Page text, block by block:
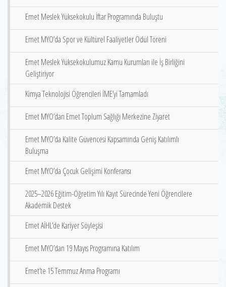
Emet Meslek Yüksekokulu İftar Programında Buluştu
Emet MYO’da Spor ve Kültürel Faaliyetler Ödül Töreni
Emet Meslek Yüksekokulumuz Kamu Kurumları ile İş Birliğini
Geliştiriyor
Kimya Teknolojisi Öğrencileri İME’yi Tamamladı
Emet MYO’dan Emet Toplum Sağlığı Merkezine Ziyaret
Emet MYO’da Kalite Güvencesi Kapsamında Geniş Katılımlı
Buluşma
Emet MYO’da Çocuk Gelişimi Konferansı
2025–2026 Eğitim-Öğretim Yılı Kayıt Sürecinde Yeni Öğrencilere
Akademik Destek
Emet AİHL’de Kariyer Söyleşisi
Emet MYO’dan 19 Mayıs Programına Katılım
Emet’te 15 Temmuz Anma Programı